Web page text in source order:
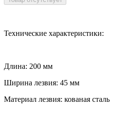
Технические характеристики:
Длина: 200 мм
Ширина лезвия: 45 мм
Материал лезвия: кованая сталь